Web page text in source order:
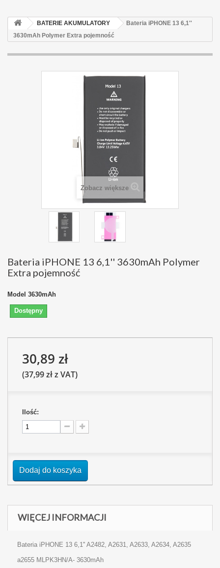
BATERIE AKUMULATORY
Bateria iPHONE 13 6,1''
3630mAh Polymer Extra pojemność
Zobacz większe
Bateria iPHONE 13 6,1'' 3630mAh Polymer
Extra pojemność
Model 3630mAh
Dostępny
30,89 zł
(37,99 zł z VAT)
Ilość:
Dodaj do koszyka
WIĘCEJ INFORMACJI
Bateria iPHONE 13 6,1'' A2482, A2631, A2633, A2634, A2635
a2655 MLPK3HN/A- 3630mAh